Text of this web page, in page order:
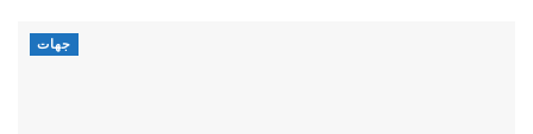
جهات